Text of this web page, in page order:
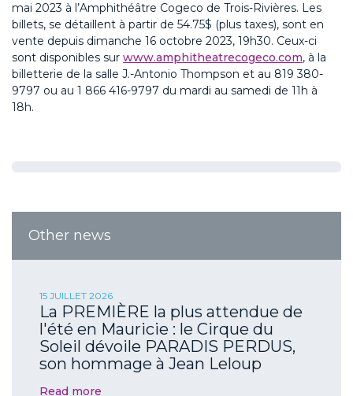
mai 2023 à l’Amphithéâtre Cogeco de Trois-Rivières. Les
billets, se détaillent à partir de 54.75$ (plus taxes), sont en
vente depuis dimanche 16 octobre 2023, 19h30. Ceux-ci
sont disponibles sur www.amphitheatrecogeco.com, à la
billetterie de la salle J.-Antonio Thompson et au 819 380-
9797 ou au 1 866 416-9797 du mardi au samedi de 11h à
18h.
Other news
15 JUILLET 2026
La PREMIÈRE la plus attendue de
l'été en Mauricie : le Cirque du
Soleil dévoile PARADIS PERDUS,
son hommage à Jean Leloup
Read more